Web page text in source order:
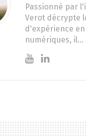
Passionné par
Verot décrypte
d'expérience
numériques, il…